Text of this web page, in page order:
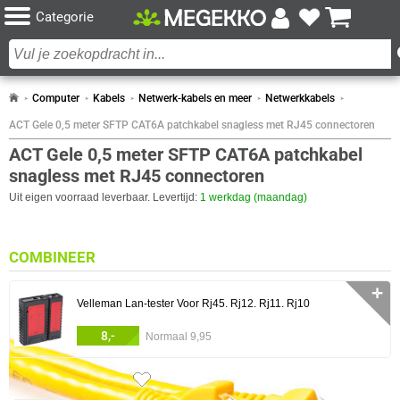
Categorie
Computer Kabels Netwerk-kabels en meer Netwerkkabels
ACT Gele 0,5 meter SFTP CAT6A patchkabel snagless met RJ45 connectoren
ACT Gele 0,5 meter SFTP CAT6A patchkabel
snagless met RJ45 connectoren
Uit eigen voorraad leverbaar. Levertijd: 1 werkdag (maandag)
COMBINEER
Velleman Lan-tester Voor Rj45. Rj12. Rj11. Rj10
8,- Normaal 9,95
✛
0 artikelen geselecteerd